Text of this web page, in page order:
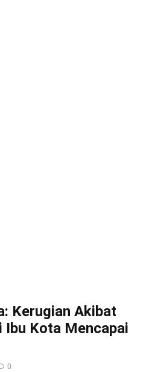
Kerugian Akibat
Kota Mencapai
0